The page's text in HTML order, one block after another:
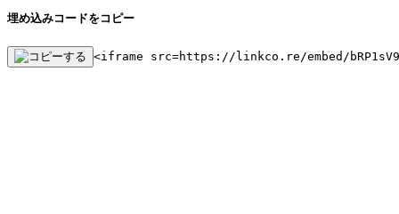
埋め込みコードをコピー
<iframe src=https://linkco.re/embed/